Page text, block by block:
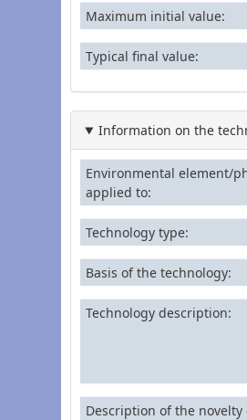
Maximum initial value
Typical final value
Information on the
Environmental element/
applied to
Technology type
Basis of the technology
Technology description
Description of the